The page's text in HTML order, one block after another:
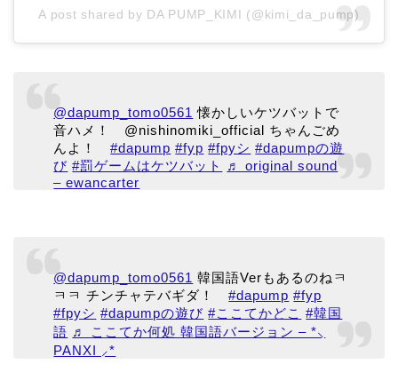
A post shared by DA PUMP_KIMI (@kimi_da_pump)
@dapump_tomo0561 懐かしいケツバットで
音ハメ！ @nishinomiki_official ちゃんごめ
んよ！#dapump #fyp #fpyシ #dapumpの遊
び #罰ゲームはケツバット
♬ original sound
– ewancarter
@dapump_tomo0561 韓国語Verもあるのねㅋ
ㅋㅋ チンチャテバギダ！#dapump #fyp
#fpyシ #dapumpの遊び #ここてかどこ
#韓国
語 ♬ ここてか何処 韓国語バージョン – *⸜
PANXI ⸝*